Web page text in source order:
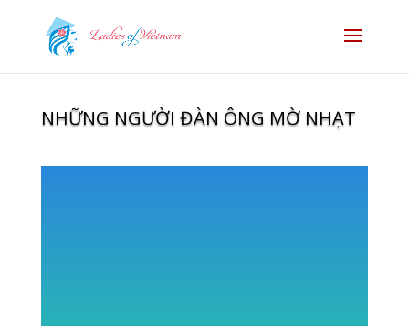
NHỮNG NGƯỜI ĐÀN ÔNG MỜ NHẠT